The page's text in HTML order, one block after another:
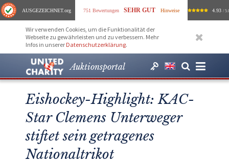
AUSGEZEICHNET.org 751 Bewertungen SEHR GUT Hinweise 4.93 /
Wir verwenden Cookies, um die Funktionalität der
Webseite zu gewährleisten und zu verbessern. Mehr
Infos in unserer Datenschutzerklärung.
Auktionsportal
Eishockey-Highlight: KAC-
Star Clemens Unterweger
stiftet sein getragenes
Nationaltrikot